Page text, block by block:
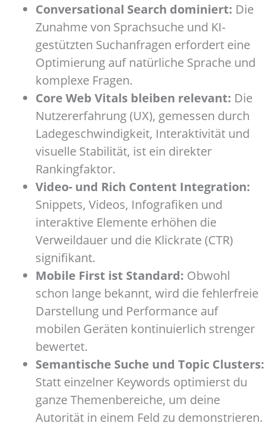
Conversational Search dominiert: Die
Zunahme von Sprachsuche und KI-
gestützten Suchanfragen erfordert eine
Optimierung auf natürliche Sprache und
komplexe Fragen.
Core Web Vitals bleiben relevant: Die
Nutzererfahrung (UX), gemessen durch
Ladegeschwindigkeit, Interaktivität und
visuelle Stabilität, ist ein direkter
Rankingfaktor.
Video- und Rich Content Integration:
Snippets, Videos, Infografiken und
interaktive Elemente erhöhen die
Verweildauer und die Klickrate (CTR)
signifikant.
Mobile First ist Standard: Obwohl
schon lange bekannt, wird die fehlerfreie
Darstellung und Performance auf
mobilen Geräten kontinuierlich strenger
bewertet.
Semantische Suche und Topic Clusters:
Statt einzelner Keywords optimierst du
ganze Themenbereiche, um deine
Autorität in einem Feld zu demonstrieren.